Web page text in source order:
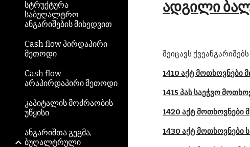
სტრუქტურა
საბუღალტრო
ანგარიშების მიხედვით
Cash flow პირდაპირი
მეთოდი
Cash flow
არაპირდაპირი მეთოდი
კაპიტალის მოძრაობის
უწყისი
ანგარიშთა გეგმა,
ბუღალტრული
ადგილი
შეიცავს ქვეანგარიშებს
1410 აქტ მოთხოვნები
1415 პას საეჭვო
1420 აქტ
1430 აქტ